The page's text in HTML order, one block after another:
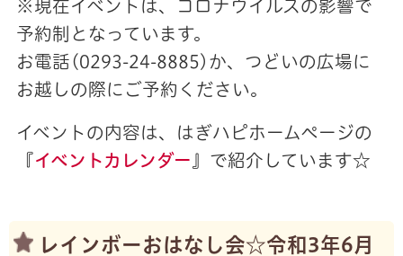
※現在イベントは、コロナウイルスの影響で
予約制となっています。
お電話(0293-24-8885)か、つどいの広場に
お越しの際にご予約ください。
イベントの内容は、はぎハピホームページの
『イベントカレンダー 』で紹介しています☆
レインボーおはなし会☆令和3年6月